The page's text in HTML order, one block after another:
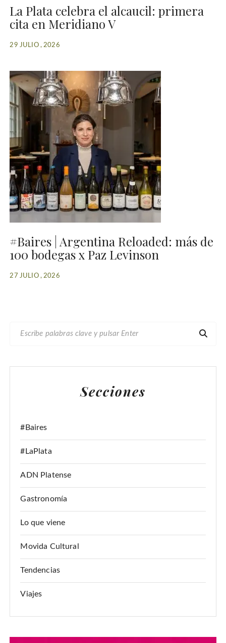
La Plata celebra el alcaucil: primera
cita en Meridiano V
29 JULIO , 2026
#Baires | Argentina Reloaded: más de
100 bodegas x Paz Levinson
27 JULIO , 2026
C
Secciones
#Baires
#LaPlata
ADN Platense
Gastronomía
Lo que viene
Movida Cultural
Tendencias
Viajes